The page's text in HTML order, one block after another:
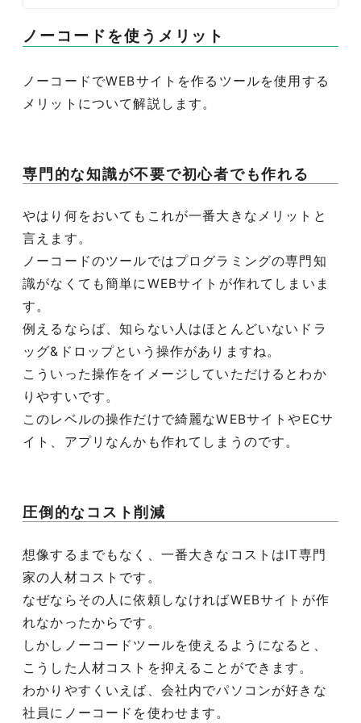
ノーコードを使うメリット
ノーコードでWEBサイトを作るツールを使用する
メリットについて解説します。
専門的な知識が不要で初心者でも作れる
やはり何をおいてもこれが一番大きなメリットと
言えます。
ノーコードのツールではプログラミングの専門知
識がなくても簡単にWEBサイトが作れてしまいま
す。
例えるならば、知らない人はほとんどいないドラ
ッグ&ドロップという操作がありますね。
こういった操作をイメージしていただけるとわか
りやすいです。
このレベルの操作だけで綺麗なWEBサイトやECサ
イト、アプリなんかも作れてしまうのです。
圧倒的なコスト削減
想像するまでもなく、一番大きなコストはIT専門
家の人材コストです。
なぜならその人に依頼しなければWEBサイトが作
れなかったからです。
しかしノーコードツールを使えるようになると、
こうした人材コストを抑えることができます。
わかりやすくいえば、会社内でパソコンが好きな
社員にノーコードを使わせます。